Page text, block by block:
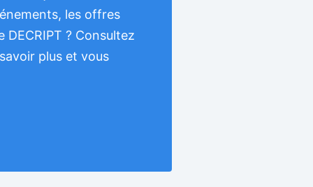
les offres
? Consultez
plus et vous